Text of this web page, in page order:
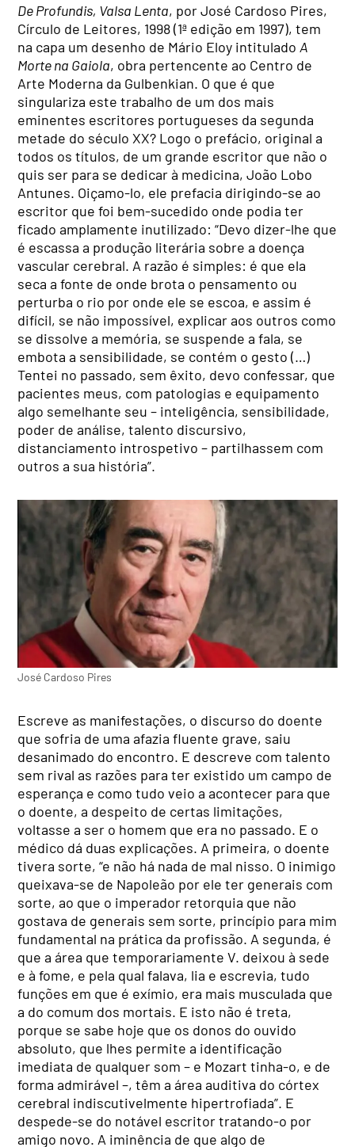
De Profundis, Valsa Lenta, por José Cardoso Pires,
Círculo de Leitores, 1998 (1ª edição em 1997), tem
na capa um desenho de Mário Eloy intituladoA
Morte na Gaiola, obra pertencente ao Centro de
Arte Moderna da Gulbenkian. O que é que
singulariza este trabalho de um dos mais
eminentes escritores portugueses da segunda
metade do século XX? Logo o prefácio, original a
todos os títulos, de um grande escritor que não o
quis ser para se dedicar à medicina, João Lobo
Antunes. Oiçamo-lo, ele prefacia dirigindo-se ao
escritor que foi bem-sucedido onde podia ter
ficado amplamente inutilizado: “Devo dizer-lhe que
é escassa a produção literária sobre a doença
vascular cerebral. A razão é simples: é que ela
seca a fonte de onde brota o pensamento ou
perturba o rio por onde ele se escoa, e assim é
difícil, se não impossível, explicar aos outros como
se dissolve a memória, se suspende a fala, se
embota a sensibilidade, se contém o gesto (…)
Tentei no passado, sem êxito, devo confessar, que
pacientes meus, com patologias e equipamento
algo semelhante seu – inteligência, sensibilidade,
poder de análise, talento discursivo,
distanciamento introspetivo – partilhassem com
outros a sua história”.
José Cardoso Pires
Escreve as manifestações, o discurso do doente
que sofria de uma afazia fluente grave, saiu
desanimado do encontro. E descreve com talento
sem rival as razões para ter existido um campo de
esperança e como tudo veio a acontecer para que
o doente, a despeito de certas limitações,
voltasse a ser o homem que era no passado. E o
médico dá duas explicações. A primeira, o doente
tivera sorte, “e não há nada de mal nisso. O inimigo
queixava-se de Napoleão por ele ter generais com
sorte, ao que o imperador retorquia que não
gostava de generais sem sorte, princípio para mim
fundamental na prática da profissão. A segunda, é
que a área que temporariamente V. deixou à sede
e à fome, e pela qual falava, lia e escrevia, tudo
funções em que é exímio, era mais musculada que
a do comum dos mortais. E isto não é treta,
porque se sabe hoje que os donos do ouvido
absoluto, que lhes permite a identificação
imediata de qualquer som – e Mozart tinha-o, e de
forma admirável –, têm a área auditiva do córtex
cerebral indiscutivelmente hipertrofiada”. E
despede-se do notável escritor tratando-o por
amigo novo. A iminência de que algo de